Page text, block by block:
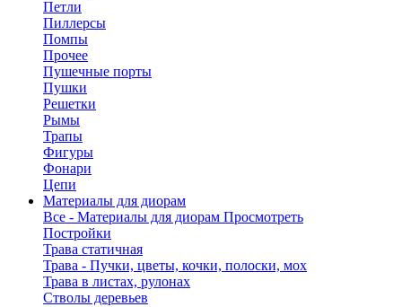
Петли
Пиллерсы
Помпы
Прочее
Пушечные порты
Пушки
Решетки
Рымы
Трапы
Фигуры
Фонари
Цепи
Материалы для диорам
Все - Материалы для диорам Просмотреть
Постройки
Трава статичная
Трава - Пучки, цветы, кочки, полоски, мох
Трава в листах, рулонах
Стволы деревьев